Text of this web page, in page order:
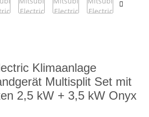
Klimaanlage
Multisplit Set mit
2,5 kW + 3,5 kW Onyx